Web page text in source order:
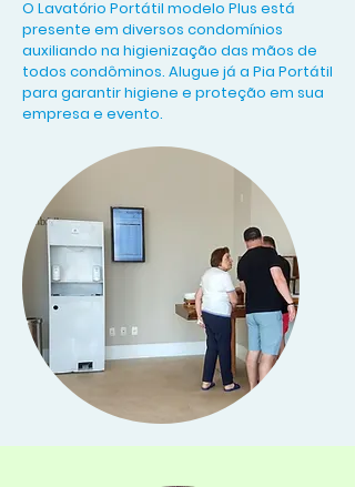
O Lavatório Portátil modelo Plus está
presente em diversos condomínios
auxiliando na higienização das mãos de
todos condôminos. Alugue já a Pia Portátil
para garantir higiene e proteção em sua
empresa e evento.